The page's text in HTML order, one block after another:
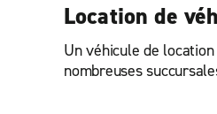
Location de
Un véhicule de
nombreuses